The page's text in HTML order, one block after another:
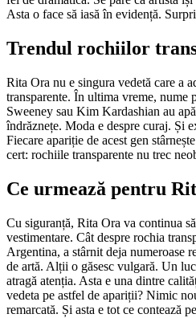
Asta o face să iasă în evidență.
Trendul rochiilor
Rita Ora nu e singura vedetă care a
transparente. În ultima vreme, nume
Sweeney sau Kim Kardashian au
îndrăznețe. Moda e despre curaj. Și
Fiecare apariție de acest gen
cert: rochiile transparente nu trec
Ce urmează pentru
Cu siguranță, Rita Ora va continua
vestimentare. Cât despre rochia
Argentina, a stârnit deja numeroase
de artă. Alții o găsesc vulgară. Un
atragă atenția. Asta e una dintre
vedeta pe astfel de apariții? Nimic
remarcată. Și asta e tot ce contează